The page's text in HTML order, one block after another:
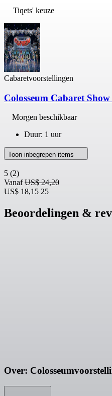
Tiqets' keuze
Cabaretvoorstellingen
Colosseum Cabaret
Morgen beschikbaar
Duur: 1 uur
Toon inbegrepen items
5 (2)
VanafUS$ 24,20
US$ 18,15 25
Beoordelingen &
Over: